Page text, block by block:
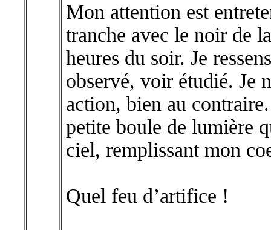
Mon attention est
tranche avec le noir de
heures du soir. Je
observé, voir étudié. Je
action, bien au
petite boule de lumière
ciel, remplissant mon
Quel feu d’artifice !